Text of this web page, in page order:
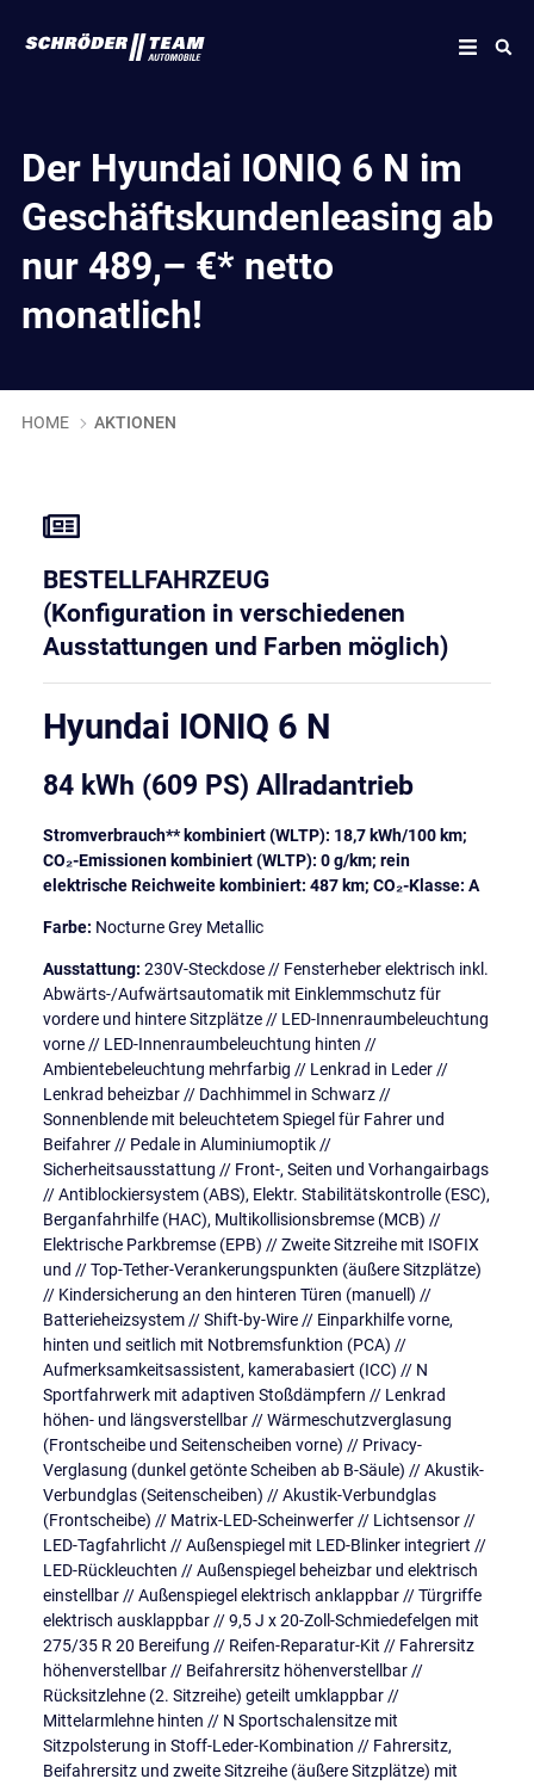
Der Hyundai IONIQ 6 N im
Geschäftskundenleasing ab
nur 489,– €* netto
monatlich!
HOME AKTIONEN
BESTELLFAHRZEUG
(Konfiguration in verschiedenen
Ausstattungen und Farben möglich)
Hyundai IONIQ 6 N
84 kWh (609 PS) Allradantrieb
Stromverbrauch** kombiniert (WLTP): 18,7 kWh/100 km;
CO₂-Emissionen kombiniert (WLTP): 0 g/km; rein
elektrische Reichweite kombiniert: 487 km; CO₂-Klasse: A
Farbe: Nocturne Grey Metallic
Ausstattung: 230V-Steckdose // Fensterheber elektrisch inkl.
Abwärts-/Aufwärtsautomatik mit Einklemmschutz für
vordere und hintere Sitzplätze // LED-Innenraumbeleuchtung
vorne // LED-Innenraumbeleuchtung hinten //
Ambientebeleuchtung mehrfarbig // Lenkrad in Leder //
Lenkrad beheizbar // Dachhimmel in Schwarz //
Sonnenblende mit beleuchtetem Spiegel für Fahrer und
Beifahrer // Pedale in Aluminiumoptik //
Sicherheitsausstattung // Front-, Seiten und Vorhangairbags
// Antiblockiersystem (ABS), Elektr. Stabilitätskontrolle (ESC),
Berganfahrhilfe (HAC), Multikollisionsbremse (MCB) //
Elektrische Parkbremse (EPB) // Zweite Sitzreihe mit ISOFIX
und // Top-Tether-Verankerungspunkten (äußere Sitzplätze)
// Kindersicherung an den hinteren Türen (manuell) //
Batterieheizsystem // Shift-by-Wire // Einparkhilfe vorne,
hinten und seitlich mit Notbremsfunktion (PCA) //
Aufmerksamkeitsassistent, kamerabasiert (ICC) // N
Sportfahrwerk mit adaptiven Stoßdämpfern // Lenkrad
höhen- und längsverstellbar // Wärmeschutzverglasung
(Frontscheibe und Seitenscheiben vorne) // Privacy-
Verglasung (dunkel getönte Scheiben ab B-Säule) // Akustik-
Verbundglas (Seitenscheiben) // Akustik-Verbundglas
(Frontscheibe) // Matrix-LED-Scheinwerfer // Lichtsensor //
LED-Tagfahrlicht // Außenspiegel mit LED-Blinker integriert //
LED-Rückleuchten // Außenspiegel beheizbar und elektrisch
einstellbar // Außenspiegel elektrisch anklappbar // Türgriffe
elektrisch ausklappbar // 9,5 J x 20-Zoll-Schmiedefelgen mit
275/35 R 20 Bereifung // Reifen-Reparatur-Kit // Fahrersitz
höhenverstellbar // Beifahrersitz höhenverstellbar //
Rücksitzlehne (2. Sitzreihe) geteilt umklappbar //
Mittelarmlehne hinten // N Sportschalensitze mit
Sitzpolsterung in Stoff-Leder-Kombination // Fahrersitz,
Beifahrersitz und zweite Sitzreihe (äußere Sitzplätze) mit